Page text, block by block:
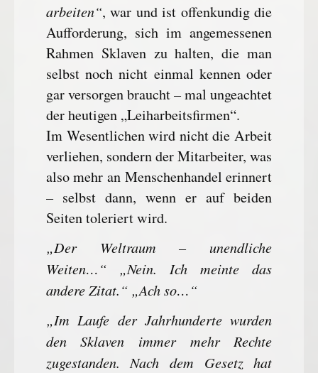
arbeiten“, war und ist offenkundig die
Aufforderung, sich im angemessenen
Rahmen Sklaven zu halten, die man
selbst noch nicht einmal kennen oder
gar versorgen braucht – mal ungeachtet
der heutigen „Leiharbeitsfirmen“.
Im Wesentlichen wird nicht die Arbeit
verliehen, sondern der Mitarbeiter, was
also mehr an Menschenhandel erinnert
– selbst dann, wenn er auf beiden
Seiten toleriert wird.
„Der Weltraum – unendliche
Weiten…“ „Nein. Ich meinte das
andere Zitat.“ „Ach so…“
„Im Laufe der Jahrhunderte wurden
den Sklaven immer mehr Rechte
zugestanden. Nach dem Gesetz hat